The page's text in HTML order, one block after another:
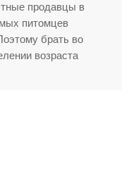
продавцы в
питомцев
брать во
возраста